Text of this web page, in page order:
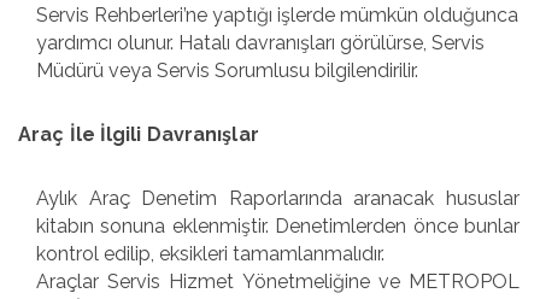
Servis Rehberleri’ne yaptığı işlerde mümkün olduğunca
yardımcı olunur. Hatalı davranışları görülürse, Servis
Müdürü veya Servis Sorumlusu bilgilendirilir.
Araç İle İlgili Davranışlar
Aylık Araç Denetim Raporlarında aranacak hususlar
kitabın sonuna eklenmiştir. Denetimlerden önce bunlar
kontrol edilip, eksikleri tamamlanmalıdır.
Araçlar Servis Hizmet Yönetmeliğine ve METROPOL